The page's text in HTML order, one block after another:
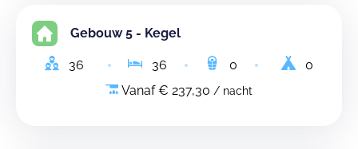
Gebouw 5 - Kegel
36 36 0
0
Vanaf € 237,30 / nacht